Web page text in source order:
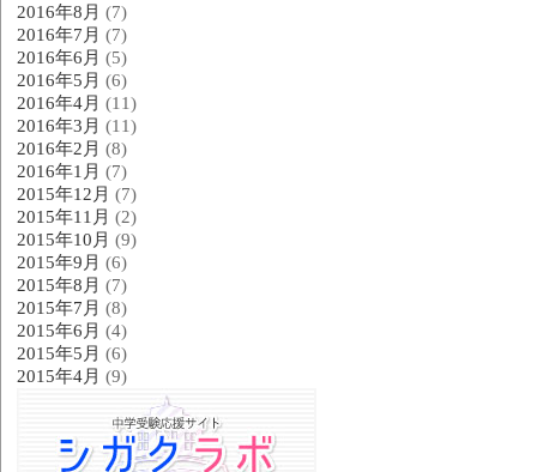
2016年8月 (7)
2016年7月 (7)
2016年6月 (5)
2016年5月 (6)
2016年4月 (11)
2016年3月 (11)
2016年2月 (8)
2016年1月 (7)
2015年12月 (7)
2015年11月 (2)
2015年10月 (9)
2015年9月 (6)
2015年8月 (7)
2015年7月 (8)
2015年6月 (4)
2015年5月 (6)
2015年4月 (9)